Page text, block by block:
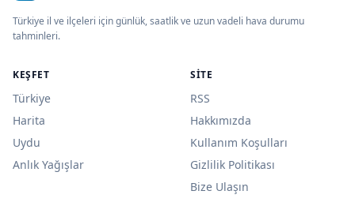
Türkiye il ve ilçeleri için günlük, saatlik ve uzun vadeli hava durumu
tahminleri.
KEŞFET
Türkiye
Harita
Uydu
Anlık Yağışlar
SITE
RSS
Hakkımızda
Kullanım Koşulları
Gizlilik Politikası
Bize Ulaşın